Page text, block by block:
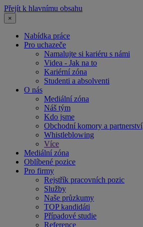
Přejít k hlavnímu obsahu
×
Nabídka práce
Pro uchazeče
Namalujte si kariéru s námi
Videa - Jak na to
Kariérní zóna
Studenti a absolventi
O nás
Mediální zóna
Náš tým
Kdo jsme
Obchodní komory a partnerství
Whistleblowing
Více
Mediální zóna
Oblíbené pozice
Pro firmy
Rejstřík pracovních pozic
Služby
Naše průzkumy
TOP kandidáti
Případové studie
Reference